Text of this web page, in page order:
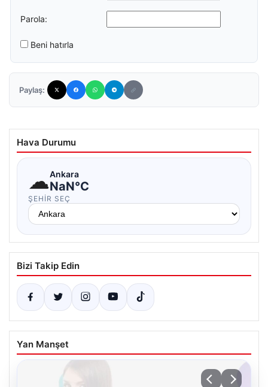
Parola:
Beni hatırla
Paylaş:
Hava Durumu
☁Ankara
NaN°C
ŞEHIR SEÇ
Bizi Takip Edin
Yan Manşet